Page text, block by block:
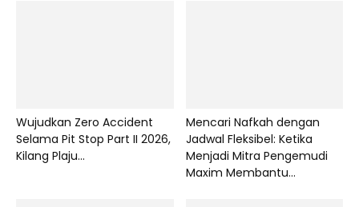
Wujudkan Zero Accident
Selama Pit Stop Part II 2026,
Kilang Plaju...
Mencari Nafkah dengan
Jadwal Fleksibel: Ketika
Menjadi Mitra Pengemudi
Maxim Membantu...